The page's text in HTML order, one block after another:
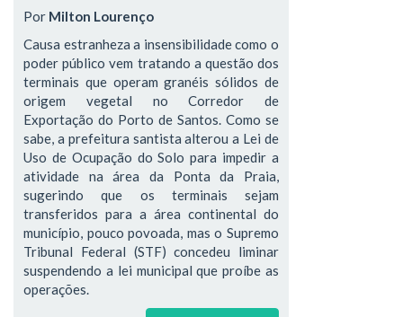
Por Milton Lourenço
Causa estranheza a insensibilidade como o
poder público vem tratando a questão dos
terminais que operam granéis sólidos de
origem vegetal no Corredor de
Exportação do Porto de Santos. Como se
sabe, a prefeitura santista alterou a Lei de
Uso de Ocupação do Solo para impedir a
atividade na área da Ponta da Praia,
sugerindo que os terminais sejam
transferidos para a área continental do
município, pouco povoada, mas o Supremo
Tribunal Federal (STF) concedeu liminar
suspendendo a lei municipal que proíbe as
operações.